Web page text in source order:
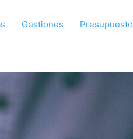
Gestiones Presupuesto